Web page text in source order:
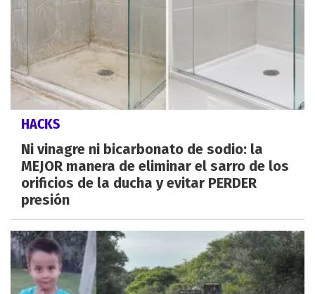
HACKS
Ni vinagre ni bicarbonato de sodio: la
MEJOR manera de eliminar el sarro de los
orificios de la ducha y evitar PERDER
presión